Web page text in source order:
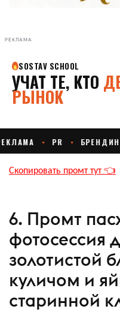
РЕКЛАМА
Скопировать промт тут 👈
6. Промт
фотосессия
золотистой
куличом и
старинной